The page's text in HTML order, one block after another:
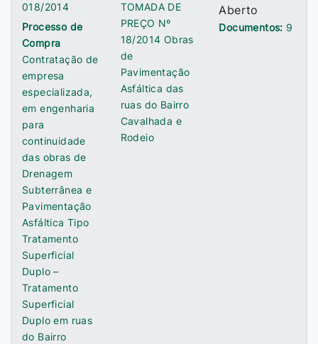
018/2014
Processo de
Compra
Contratação de
empresa
especializada,
em engenharia
para
continuidade
das obras de
Drenagem
Subterrânea e
Pavimentação
Asfáltica Tipo
Tratamento
Superficial
Duplo –
Tratamento
Superficial
Duplo em ruas
do Bairro
TOMADA DE
PREÇO Nº
18/2014 Obras
de
Pavimentação
Asfáltica das
ruas do Bairro
Cavalhada e
Rodeio
Aberto
Documentos: 9